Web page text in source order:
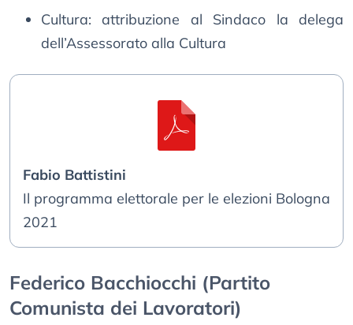
Cultura: attribuzione al Sindaco la delega
dell’Assessorato alla Cultura
Fabio Battistini
Il programma elettorale per le elezioni Bologna
2021
Federico Bacchiocchi (Partito
Comunista dei Lavoratori)